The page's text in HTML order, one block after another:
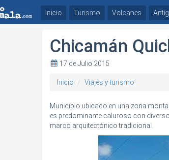
Chicamán
17 de Julio 2015
Inicio Viajes y turismo
Municipio ubicado en una zona
es predominante caluroso con
marco arquitectónico tradicional.
Inicio Turismo Volcanes